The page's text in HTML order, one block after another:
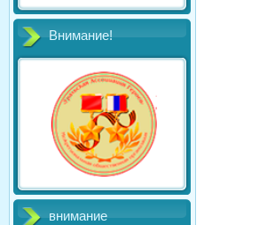
Внимание!
внимание